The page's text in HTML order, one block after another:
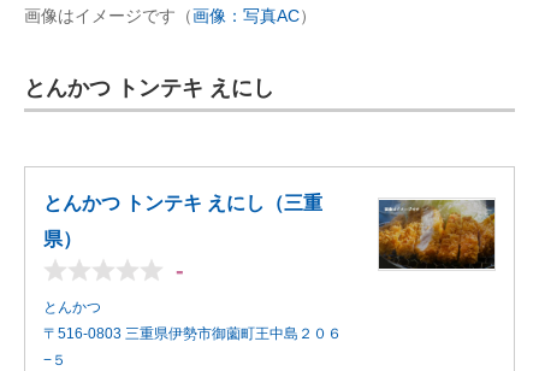
画像はイメージです（画像：写真AC）
とんかつ トンテキ えにし
とんかつ トンテキ えにし（三重
県）
-
とんかつ
〒516-0803 三重県伊勢市御薗町王中島２０６
−５